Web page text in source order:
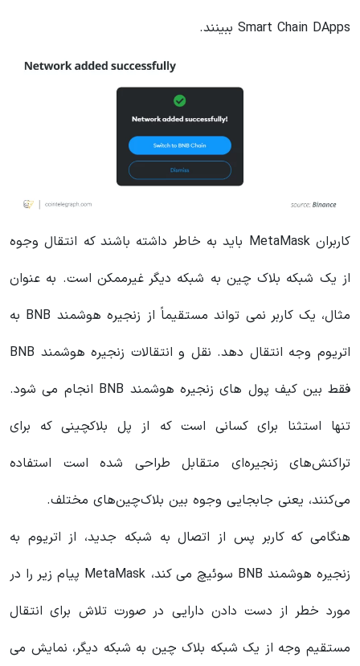
Smart Chain DApps ببینند.
کاربران MetaMask باید به خاطر داشته باشند که انتقال وجوه
از یک شبکه بلاک چین به شبکه دیگر غیرممکن است. به عنوان
مثال، یک کاربر نمی تواند مستقیماً از زنجیره هوشمند BNB به
اتریوم وجه انتقال دهد. نقل و انتقالات زنجیره هوشمند BNB
فقط بین کیف پول های زنجیره هوشمند BNB انجام می شود.
تنها استثنا برای کسانی است که از پل بلاکچینی که برای
تراکنش‌های زنجیره‌ای متقابل طراحی شده است استفاده
می‌کنند، یعنی جابجایی وجوه بین بلاک‌چین‌های مختلف.
هنگامی که کاربر پس از اتصال به شبکه جدید، از اتریوم به
زنجیره هوشمند BNB سوئیچ می کند، MetaMask پیام زیر را در
مورد خطر از دست دادن دارایی در صورت تلاش برای انتقال
مستقیم وجه از یک شبکه بلاک چین به شبکه دیگر، نمایش می